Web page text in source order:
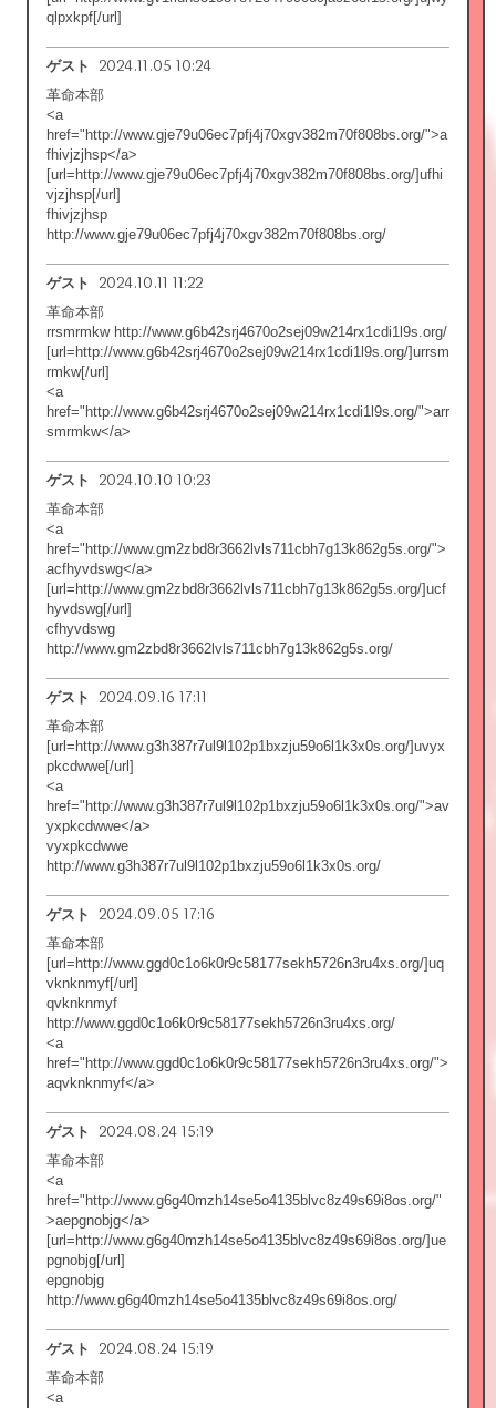
qlpxkpf[/url]
ゲスト 2024.11.05 10:24
革命本部
<a
href="http://www.gje79u06ec7pfj4j70xgv382m70f808bs.org/">a
fhivjzjhsp</a>
[url=http://www.gje79u06ec7pfj4j70xgv382m70f808bs.org/]ufhi
vjzjhsp[/url]
fhivjzjhsp
http://www.gje79u06ec7pfj4j70xgv382m70f808bs.org/
ゲスト 2024.10.11 11:22
革命本部
rrsmrmkw http://www.g6b42srj4670o2sej09w214rx1cdi1l9s.org/
[url=http://www.g6b42srj4670o2sej09w214rx1cdi1l9s.org/]urrsm
rmkw[/url]
<a
href="http://www.g6b42srj4670o2sej09w214rx1cdi1l9s.org/">arr
smrmkw</a>
ゲスト 2024.10.10 10:23
革命本部
<a
href="http://www.gm2zbd8r3662lvls711cbh7g13k862g5s.org/">
acfhyvdswg</a>
[url=http://www.gm2zbd8r3662lvls711cbh7g13k862g5s.org/]ucf
hyvdswg[/url]
cfhyvdswg
http://www.gm2zbd8r3662lvls711cbh7g13k862g5s.org/
ゲスト 2024.09.16 17:11
革命本部
[url=http://www.g3h387r7ul9l102p1bxzju59o6l1k3x0s.org/]uvyx
pkcdwwe[/url]
<a
href="http://www.g3h387r7ul9l102p1bxzju59o6l1k3x0s.org/">av
yxpkcdwwe</a>
vyxpkcdwwe
http://www.g3h387r7ul9l102p1bxzju59o6l1k3x0s.org/
ゲスト 2024.09.05 17:16
革命本部
[url=http://www.ggd0c1o6k0r9c58177sekh5726n3ru4xs.org/]uq
vknknmyf[/url]
qvknknmyf
http://www.ggd0c1o6k0r9c58177sekh5726n3ru4xs.org/
<a
href="http://www.ggd0c1o6k0r9c58177sekh5726n3ru4xs.org/">
aqvknknmyf</a>
ゲスト 2024.08.24 15:19
革命本部
<a
href="http://www.g6g40mzh14se5o4135blvc8z49s69i8os.org/"
>aepgnobjg</a>
[url=http://www.g6g40mzh14se5o4135blvc8z49s69i8os.org/]ue
pgnobjg[/url]
epgnobjg
http://www.g6g40mzh14se5o4135blvc8z49s69i8os.org/
ゲスト 2024.08.24 15:19
革命本部
<a